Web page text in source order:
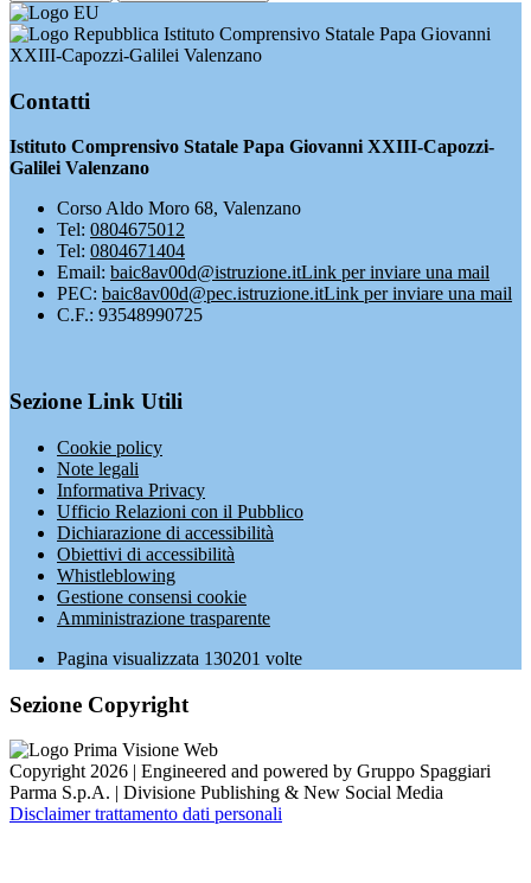
Istituto Comprensivo Statale Papa Giovanni
XXIII-Capozzi-Galilei Valenzano
Contatti
Istituto Comprensivo Statale Papa Giovanni XXIII-Capozzi-
Galilei Valenzano
Corso Aldo Moro 68, Valenzano
Tel: 0804675012
Tel: 0804671404
Email: baic8av00d@istruzione.itLink per inviare una mail
PEC: baic8av00d@pec.istruzione.itLink per inviare una mail
C.F.: 93548990725
Sezione Link Utili
Cookie policy
Note legali
Informativa Privacy
Ufficio Relazioni con il Pubblico
Dichiarazione di accessibilità
Obiettivi di accessibilità
Whistleblowing
Gestione consensi cookie
Amministrazione trasparente
Pagina visualizzata 130201 volte
Sezione Copyright
Copyright 2026 | Engineered and powered by Gruppo Spaggiari
Parma S.p.A. | Divisione Publishing & New Social Media
Disclaimer trattamento dati personali